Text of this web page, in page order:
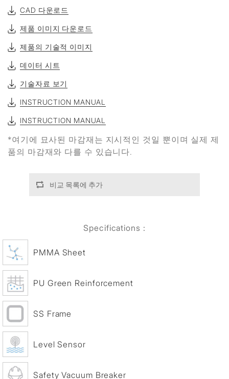
CAD 다운로드
제품 이미지 다운로드
제품의 기술적 이미지
데이터 시트
기술자료 보기
INSTRUCTION MANUAL
INSTRUCTION MANUAL
*여기에 묘사된 마감재는 지시적인 것일 뿐이며 실제 제
품의 마감재와 다를 수 있습니다.
비교 목록에 추가
Specifications :
PMMA Sheet
PU Green Reinforcement
SS Frame
Level Sensor
Safety Vacuum Breaker